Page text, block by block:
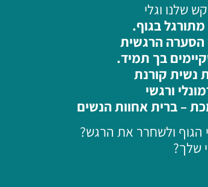
שלנו וגלי
בגוף.
הסערה הרגשית
בך תמיד.
נשית קורנת
ורגשי
– ברית אחוות הנשים
הגוף ולשחרר את הרגש?
שלך?